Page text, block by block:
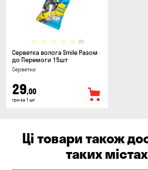
(0)
Серветка волога Smile Разом
до Перемоги 15шт
Серветки
29,00
грн за 1 шт
Ці товари також
таких